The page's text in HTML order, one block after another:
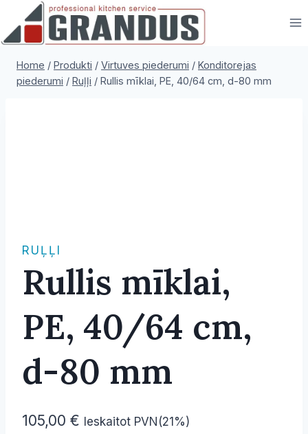
content
Home / Produkti / Virtuves piederumi / Konditorejas
piederumi / Ruļļi / Rullis mīklai, PE, 40/64 cm, d-80 mm
RUĻĻI
Rullis mīklai,
PE, 40/64 cm,
d-80 mm
105,00 € Ieskaitot PVN(21%)